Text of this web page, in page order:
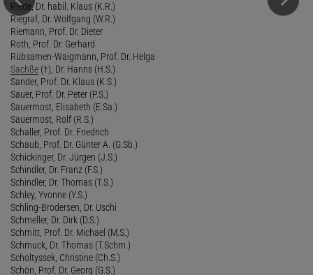
Riede, Dr. habil. Klaus (K.R.)
Riegraf, Dr. Wolfgang (W.R.)
Riemann, Prof. Dr. Dieter
Roth, Prof. Dr. Gerhard
Rübsamen-Waigmann, Prof. Dr. Helga
Sachße (†), Dr. Hanns (H.S.)
Sander, Prof. Dr. Klaus (K.S.)
Sauer, Prof. Dr. Peter (P.S.)
Sauermost, Elisabeth (E.Sa.)
Sauermost, Rolf (R.S.)
Schaller, Prof. Dr. Friedrich
Schaub, Prof. Dr. Günter A. (G.Sb.)
Schickinger, Dr. Jürgen (J.S.)
Schindler, Dr. Franz (F.S.)
Schindler, Dr. Thomas (T.S.)
Schley, Yvonne (Y.S.)
Schling-Brodersen, Dr. Uschi
Schmeller, Dr. Dirk (D.S.)
Schmitt, Prof. Dr. Michael (M.S.)
Schmuck, Dr. Thomas (T.Schm.)
Scholtyssek, Christine (Ch.S.)
Schön, Prof. Dr. Georg (G.S.)